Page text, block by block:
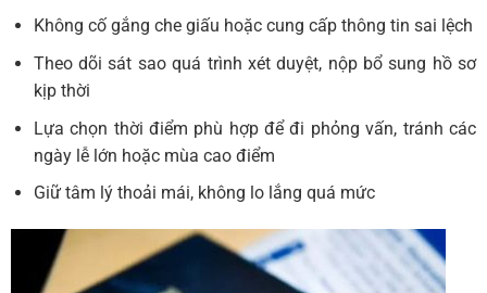
Không cố gắng che giấu hoặc cung cấp thông tin sai lệch
Theo dõi sát sao quá trình xét duyệt, nộp bổ sung hồ sơ
kịp thời
Lựa chọn thời điểm phù hợp để đi phỏng vấn, tránh các
ngày lễ lớn hoặc mùa cao điểm
Giữ tâm lý thoải mái, không lo lắng quá mức